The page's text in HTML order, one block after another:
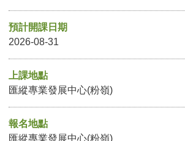
預計開課日期
2026-08-31
上課地點
匯縱專業發展中心(粉嶺)
報名地點
匯縱專業發展中心(粉嶺)